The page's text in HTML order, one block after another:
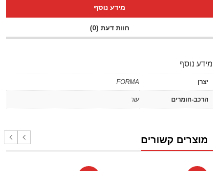
מידע נוסף
חוות דעת (0)
מידע נוסף
יצרן FORMA
הרכב-חומרים עור
מוצרים קשורים